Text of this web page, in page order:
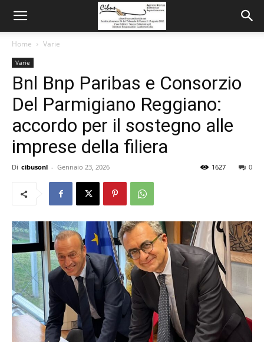
Home Varie
Varie
Bnl Bnp Paribas e Consorzio
Del Parmigiano Reggiano:
accordo per il sostegno alle
imprese della filiera
Di cibusonl - Gennaio 23, 2026 0
1627